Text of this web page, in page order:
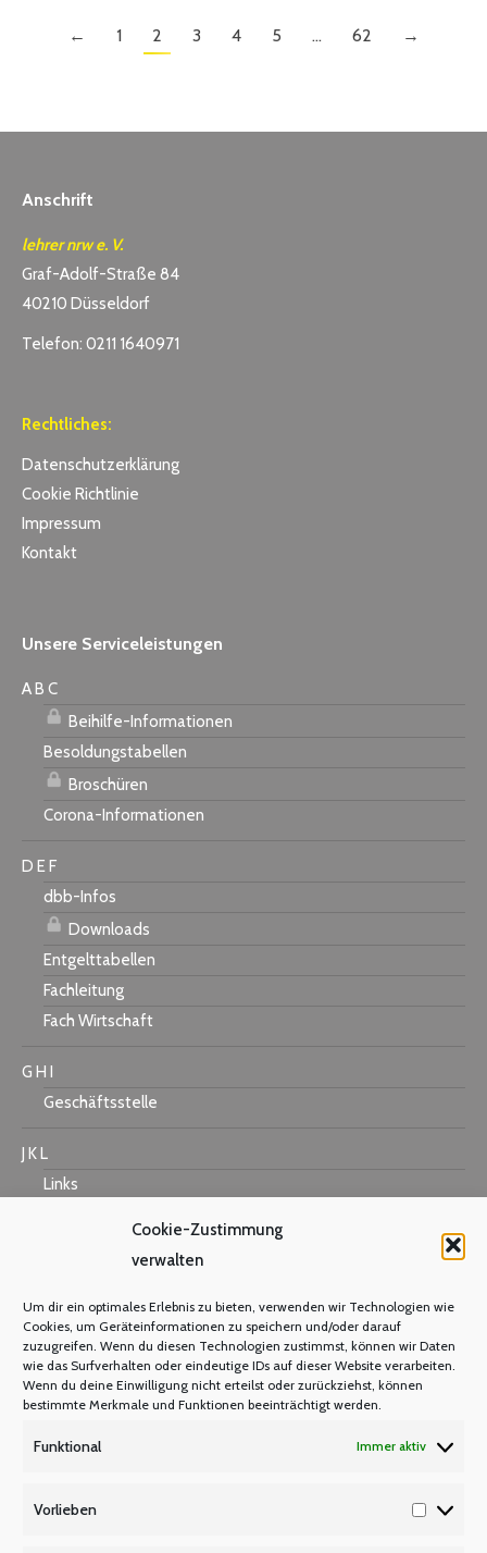
Cookie-Zustimmung
verwalten
Um dir ein optimales Erlebnis zu bieten, verwenden wir Technologien wie
Cookies, um Geräteinformationen zu speichern und/oder darauf
zuzugreifen. Wenn du diesen Technologien zustimmst, können wir Daten
wie das Surfverhalten oder eindeutige IDs auf dieser Website verarbeiten.
Wenn du deine Einwilligung nicht erteilst oder zurückziehst, können
bestimmte Merkmale und Funktionen beeinträchtigt werden.
Funktional Immer aktiv
Vorlieben
← 1 2 3 4 5 … 62 →
Anschrift
lehrer nrw e. V.
Graf-Adolf-Straße 84
40210 Düsseldorf
Telefon: 0211 1640971
Rechtliches:
Datenschutzerklärung
Cookie Richtlinie
Impressum
Kontakt
Unsere Serviceleistungen
A B C
Beihilfe-Informationen
Besoldungstabellen
Broschüren
Corona-Informationen
D E F
dbb-Infos
Downloads
Entgelttabellen
Fachleitung
Fach Wirtschaft
G H I
Geschäftsstelle
J K L
Links
Mastercard
Warum Mitglied werden?
Mitgliedsbeitrag
Mitglied werden